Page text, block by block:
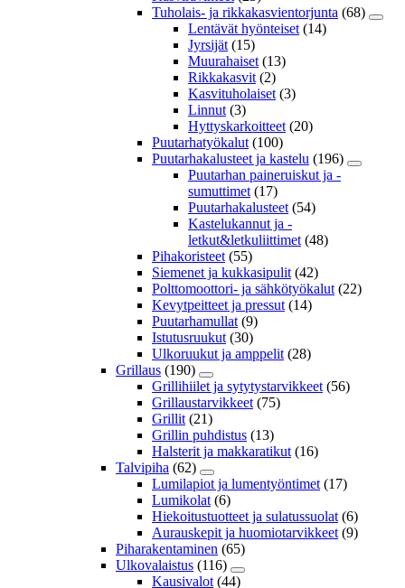
Tuholais- ja rikkakasvientorjunta (68)
Lentävät hyönteiset (14)
Jyrsijät (15)
Muurahaiset (13)
Rikkakasvit (2)
Kasvituholaiset (3)
Linnut (3)
Hyttyskarkoitteet (20)
Puutarhatyökalut (100)
Puutarhakalusteet ja kastelu (196)
Puutarhan paineruiskut ja -
sumuttimet (17)
Puutarhakalusteet (54)
Kastelukannut ja -
letkut&letkuliittimet (48)
Pihakoristeet (55)
Siemenet ja kukkasipulit (42)
Polttomoottori- ja sähkötyökalut (22)
Kevytpeitteet ja pressut (14)
Puutarhamullat (9)
Istutusruukut (30)
Ulkoruukut ja amppelit (28)
Grillaus (190)
Grillihiilet ja sytytystarvikkeet (56)
Grillaustarvikkeet (75)
Grillit (21)
Grillin puhdistus (13)
Halsterit ja makkaratikut (16)
Talvipiha (62)
Lumilapiot ja lumentyöntimet (17)
Lumikolat (6)
Hiekoitustuotteet ja sulatussuolat (6)
Aurauskepit ja huomiotarvikkeet (9)
Piharakentaminen (65)
Ulkovalaistus (116)
Kausivalot (44)